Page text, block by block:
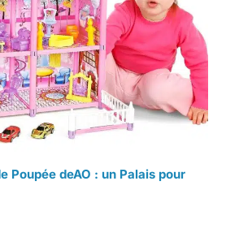
Poupée deAO : un Palais pour